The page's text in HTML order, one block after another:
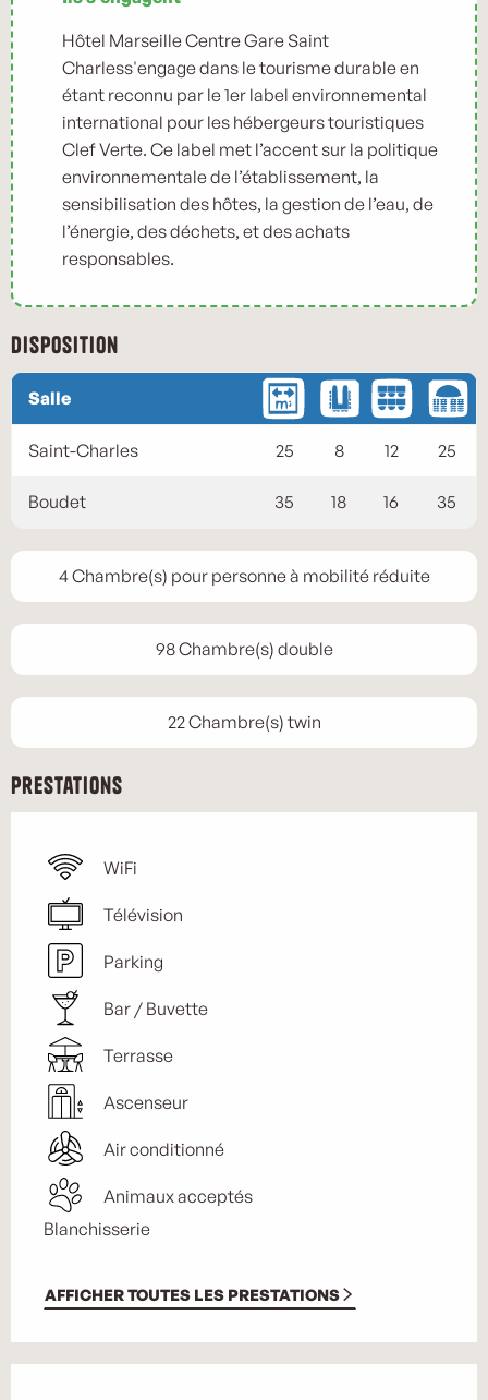
Hôtel Marseille Centre Gare Saint
Charless'engage dans le tourisme durable en
étant reconnu par le 1er label environnemental
international pour les hébergeurs touristiques
Clef Verte. Ce label met l’accent sur la politique
environnementale de l’établissement, la
sensibilisation des hôtes, la gestion de l’eau, de
l’énergie, des déchets, et des achats
responsables.
Disposition
Salle
Saint-Charles 25 8 12 25
Boudet 35 18 16 35
4 Chambre(s) pour personne à mobilité réduite
98 Chambre(s) double
22 Chambre(s) twin
Prestations
WiFi
Télévision
Parking
Bar / Buvette
Terrasse
Ascenseur
Air conditionné
Animaux acceptés
Blanchisserie
AFFICHER TOUTES LES PRESTATIONS